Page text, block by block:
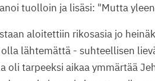
tuolloin ja lisäsi: "Mutta
aloitettiin rikosasia jo
lähtemättä - suhteellisen
oli tarpeeksi aikaa ymmärtää